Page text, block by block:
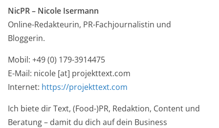
NicPR – Nicole Isermann
Online-Redakteurin, PR-Fachjournalistin und
Bloggerin.
Mobil: +49 (0) 179-3914475
E-Mail: nicole [at] projekttext.com
Internet: https://projekttext.com
Ich biete dir Text, (Food-)PR, Redaktion, Content und
Beratung – damit du dich auf dein Business